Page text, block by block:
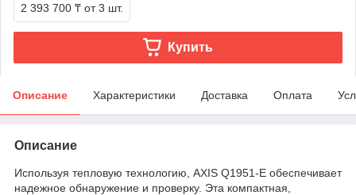
2 393 700 ₸ от 3 шт.
Купить
Описание Характеристики Доставка Оплата
Описание
Используя тепловую технологию, AXIS Q1951-E обеспечивает
надежное обнаружение и проверку. Эта компактная,